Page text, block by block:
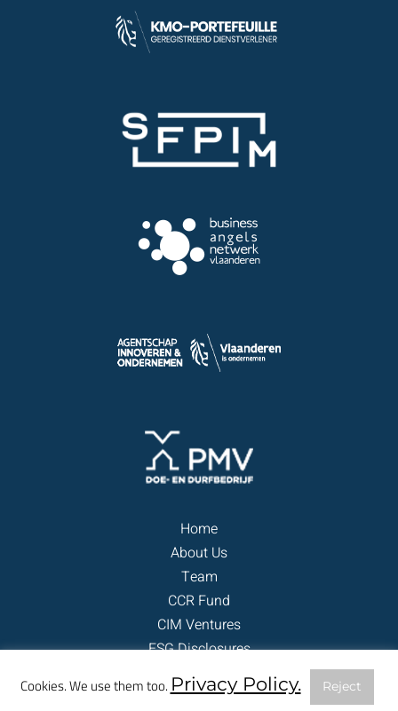
Home
About Us
Team
CCR Fund
CIM Ventures
ESG Disclosures
Contact
Cookies. We use them too. Privacy Policy. Reject